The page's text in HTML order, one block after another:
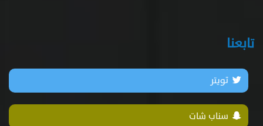
تابعنا
تويتر
سناب شات